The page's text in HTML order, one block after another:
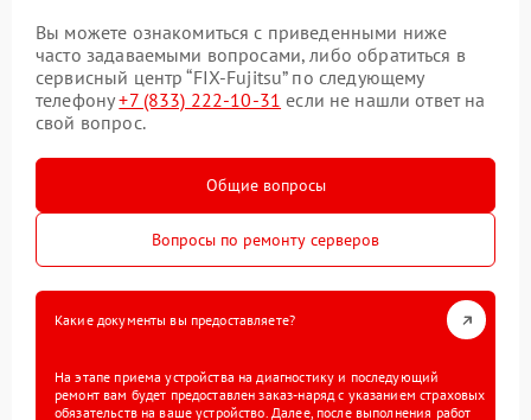
Вы можете ознакомиться с приведенными ниже
часто задаваемыми вопросами, либо обратиться в
сервисный центр “FIX-Fujitsu” по следующему
телефону+7 (833) 222-10-31 если не нашли ответ на
свой вопрос.
Общие вопросы
Вопросы по ремонту серверов
Какие документы вы предоставляете?
На этапе приема устройства на диагностику и последующий
ремонт вам будет предоставлен заказ-наряд с указанием страховых
обязательств на ваше устройство. Далее, после выполнения работ